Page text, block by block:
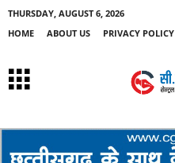
THURSDAY, AUGUST 6, 2026
HOME
ABOUT US PRIVACY POLICY